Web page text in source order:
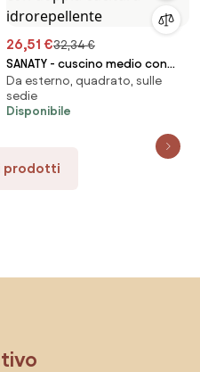
26,51 €32,34 €
SANATY - cuscino medio con
doppia cucitura idrorepellente
Da esterno, quadrato, sulle
sedie
Disponibile
prodotti